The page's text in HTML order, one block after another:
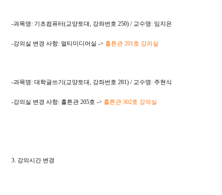
-과목명: 기초컴퓨터(교양토대, 강좌번호 250) / 교수명: 임지은
-강의실 변경 사항: 멀티미디어실 -> 홀튼관 201호 강의실
-과목명: 대학글쓰기(교양토대, 강좌번호 281) / 교수명: 주현식
-강의실 변경 사항: 홀튼관 205호 -> 홀튼관 302호 강의실
3. 강의시간 변경